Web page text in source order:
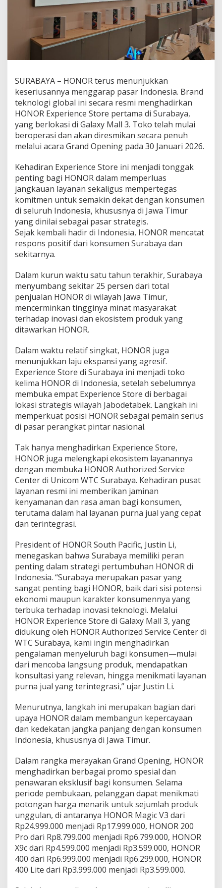
a
e
g
,
O
N
O
R
P
e
l
u
s
E
k
s
p
a
n
s
i
N
i
o
n
a
L
t
E
x
p
r
i
e
n
S
o
r
e
SURABAYA – HONOR terus menunjukkan
keseriusannya menggarap pasar Indonesia. Brand
teknologi global ini secara resmi menghadirkan
HONOR Experience Store pertama di Surabaya,
yang berlokasi di Galaxy Mall 3. Toko telah mulai
beroperasi dan akan diresmikan secara penuh
melalui acara Grand Opening pada 30 Januari 2026.
Kehadiran Experience Store ini menjadi tonggak
penting bagi HONOR dalam memperluas
jangkauan layanan sekaligus mempertegas
komitmen untuk semakin dekat dengan konsumen
di seluruh Indonesia, khususnya di Jawa Timur
yang dinilai sebagai pasar strategis.
Sejak kembali hadir di Indonesia, HONOR mencatat
respons positif dari konsumen Surabaya dan
sekitarnya.
Dalam kurun waktu satu tahun terakhir, Surabaya
menyumbang sekitar 25 persen dari total
penjualan HONOR di wilayah Jawa Timur,
mencerminkan tingginya minat masyarakat
terhadap inovasi dan ekosistem produk yang
ditawarkan HONOR.
Dalam waktu relatif singkat, HONOR juga
menunjukkan laju ekspansi yang agresif.
Experience Store di Surabaya ini menjadi toko
kelima HONOR di Indonesia, setelah sebelumnya
membuka empat Experience Store di berbagai
lokasi strategis wilayah Jabodetabek. Langkah ini
memperkuat posisi HONOR sebagai pemain serius
di pasar perangkat pintar nasional.
Tak hanya menghadirkan Experience Store,
HONOR juga melengkapi ekosistem layanannya
dengan membuka HONOR Authorized Service
Center di Unicom WTC Surabaya. Kehadiran pusat
layanan resmi ini memberikan jaminan
kenyamanan dan rasa aman bagi konsumen,
terutama dalam hal layanan purna jual yang cepat
dan terintegrasi.
President of HONOR South Pacific, Justin Li,
menegaskan bahwa Surabaya memiliki peran
penting dalam strategi pertumbuhan HONOR di
Indonesia. “Surabaya merupakan pasar yang
sangat penting bagi HONOR, baik dari sisi potensi
ekonomi maupun karakter konsumennya yang
terbuka terhadap inovasi teknologi. Melalui
HONOR Experience Store di Galaxy Mall 3, yang
didukung oleh HONOR Authorized Service Center di
WTC Surabaya, kami ingin menghadirkan
pengalaman menyeluruh bagi konsumen—mulai
dari mencoba langsung produk, mendapatkan
konsultasi yang relevan, hingga menikmati layanan
purna jual yang terintegrasi,” ujar Justin Li.
Menurutnya, langkah ini merupakan bagian dari
upaya HONOR dalam membangun kepercayaan
dan kedekatan jangka panjang dengan konsumen
Indonesia, khususnya di Jawa Timur.
Dalam rangka merayakan Grand Opening, HONOR
menghadirkan berbagai promo spesial dan
penawaran eksklusif bagi konsumen. Selama
periode pembukaan, pelanggan dapat menikmati
potongan harga menarik untuk sejumlah produk
unggulan, di antaranya HONOR Magic V3 dari
Rp24.999.000 menjadi Rp17.999.000, HONOR 200
Pro dari Rp8.799.000 menjadi Rp6.799.000, HONOR
X9c dari Rp4.599.000 menjadi Rp3.599.000, HONOR
400 dari Rp6.999.000 menjadi Rp6.299.000, HONOR
400 Lite dari Rp3.999.000 menjadi Rp3.599.000.